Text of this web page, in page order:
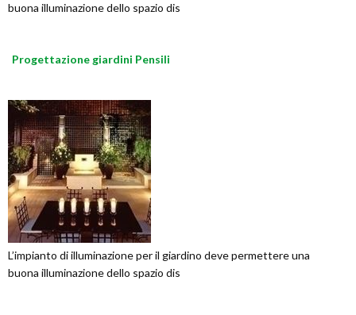
buona illuminazione dello spazio dis
Progettazione giardini Pensili
L’impianto di illuminazione per il giardino deve permettere una
buona illuminazione dello spazio dis